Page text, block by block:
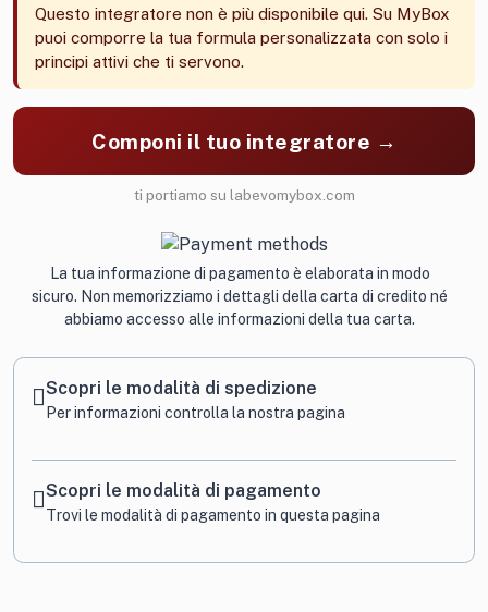
Questo integratore non è più disponibile qui. Su MyBox
puoi comporre la tua formula personalizzata con solo i
principi attivi che ti servono.
Componi il tuo integratore →
ti portiamo su labevomybox.com
La tua informazione di pagamento è elaborata in modo
sicuro. Non memorizziamo i dettagli della carta di credito né
abbiamo accesso alle informazioni della tua carta.
Scopri le modalità di spedizione
Per informazioni controlla la nostra pagina
Scopri le modalità di pagamento
Trovi le modalità di pagamento in questa pagina